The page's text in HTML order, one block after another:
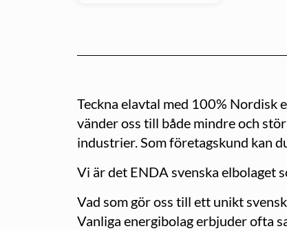
Teckna elavtal med 100% Nordisk
vänder oss till både mindre och
industrier. Som företagskund kan
Vi är det ENDA svenska elbolaget
Vad som gör oss till ett unikt
Vanliga energibolag erbjuder ofta